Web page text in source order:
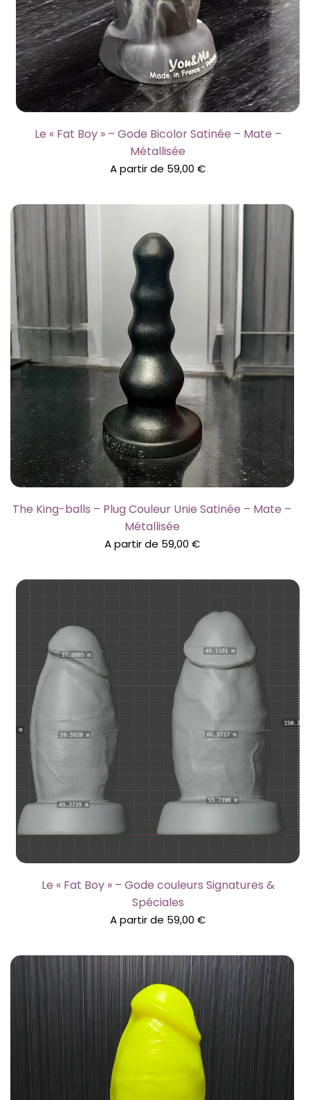
Le « Fat Boy » – Gode Bicolor Satinée – Mate –
Métallisée
A partir de 59,00€
The King-balls – Plug Couleur Unie Satinée – Mate –
Métallisée
A partir de 59,00 €
Le « Fat Boy » – Gode couleurs Signatures &
Spéciales
A partir de 59,00€